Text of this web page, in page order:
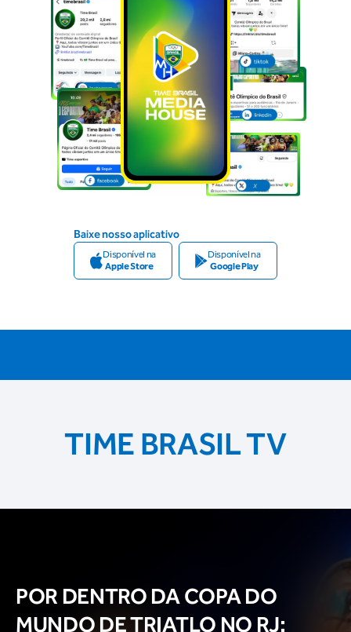
Baixe nosso aplicativo
Disponível na
Apple Store
Disponível na
Google Play
TIME BRASIL TV
POR DENTRO DA COPA DO
MUNDO DE TRIATLO NO RJ: